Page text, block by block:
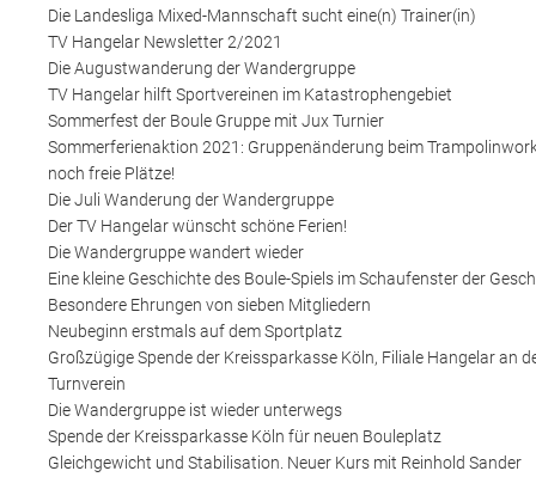
Die Landesliga Mixed-Mannschaft sucht eine(n) Trainer(in)
TV Hangelar Newsletter 2/2021
Die Augustwanderung der Wandergruppe
TV Hangelar hilft Sportvereinen im Katastrophengebiet
Sommerfest der Boule Gruppe mit Jux Turnier
Sommerferienaktion 2021: Gruppenänderung beim
noch freie Plätze!
Die Juli Wanderung der Wandergruppe
Der TV Hangelar wünscht schöne Ferien!
Die Wandergruppe wandert wieder
Eine kleine Geschichte des Boule-Spiels im Schaufenster der
Besondere Ehrungen von sieben Mitgliedern
Neubeginn erstmals auf dem Sportplatz
Großzügige Spende der Kreissparkasse Köln, Filiale Hangelar an
Turnverein
Die Wandergruppe ist wieder unterwegs
Spende der Kreissparkasse Köln für neuen Bouleplatz
Gleichgewicht und Stabilisation. Neuer Kurs mit Reinhold Sander